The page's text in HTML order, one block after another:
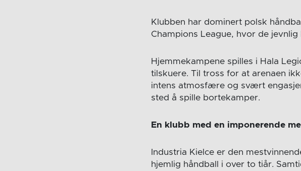
Klubben har dominert polsk
Champions League, hvor de
Hjemmekampene spilles i Hala
tilskuere. Til tross for at arenaen
intens atmosfære og svært
sted å spille bortekamper.
En klubb med en imponerende
Industria Kielce er den
hjemlig håndball i over to tiår.